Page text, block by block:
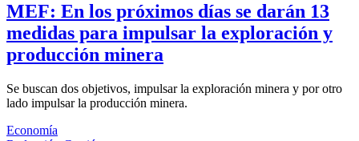
MEF: En los próximos días se darán 13
medidas para impulsar la exploración y
producción minera
Se buscan dos objetivos, impulsar la exploración minera y por otro
lado impulsar la producción minera.
Economía